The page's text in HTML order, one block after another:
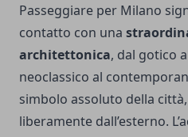
Passeggiare per Milano
contatto con una
architettonica, dal gotico
neoclassico al
simbolo assoluto della
liberamente dall’esterno.